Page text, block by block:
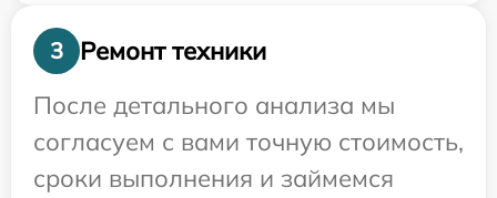
3
Ремонт техники
После детального анализа мы
согласуем с вами точную стоимость,
сроки выполнения и займемся